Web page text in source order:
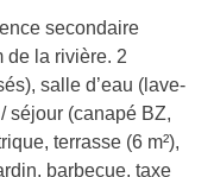
secondaire
de la rivière. 2
salle d’eau (lave-
séjour (canapé BZ,
terrasse (6 m²),
barbecue, taxe